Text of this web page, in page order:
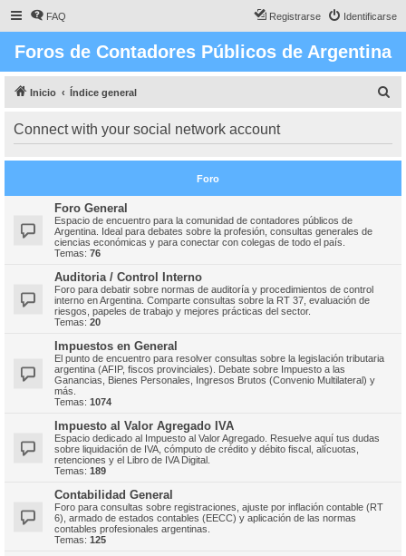
FAQ Identificarse
Registrarse
Foros de Contadores Públicos de Argentina
Inicio Índice general
Connect with your social network account
Foro
Foro General
Espacio de encuentro para la comunidad de contadores públicos de
Argentina. Ideal para debates sobre la profesión, consultas generales de
ciencias económicas y para conectar con colegas de todo el país.
Temas: 76
Auditoria / Control Interno
Foro para debatir sobre normas de auditoría y procedimientos de control
interno en Argentina. Comparte consultas sobre la RT 37, evaluación de
riesgos, papeles de trabajo y mejores prácticas del sector.
Temas: 20
Impuestos en General
El punto de encuentro para resolver consultas sobre la legislación tributaria
argentina (AFIP, fiscos provinciales). Debate sobre Impuesto a las
Ganancias, Bienes Personales, Ingresos Brutos (Convenio Multilateral) y
más.
Temas: 1074
Impuesto al Valor Agregado IVA
Espacio dedicado al Impuesto al Valor Agregado. Resuelve aquí tus dudas
sobre liquidación de IVA, cómputo de crédito y débito fiscal, alícuotas,
retenciones y el Libro de IVA Digital.
Temas: 189
Contabilidad General
Foro para consultas sobre registraciones, ajuste por inflación contable (RT
6), armado de estados contables (EECC) y aplicación de las normas
contables profesionales argentinas.
Temas: 125